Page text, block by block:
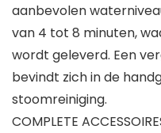
aanbevolen
van 4 tot 8 minuten,
wordt geleverd. Een
bevindt zich in de
stoomreiniging.
COMPLETE